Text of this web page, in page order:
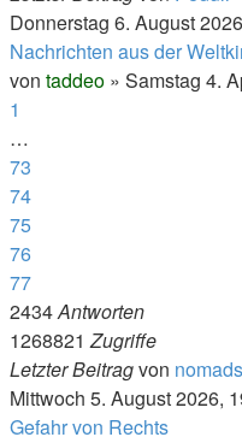
Donnerstag 6. August
Nachrichten aus der
von taddeo » Samstag 4.
1
…
73
74
75
76
77
2434Antworten
1268821Zugriffe
Letzter Beitragvon nomads
Mittwoch 5. August 2026,
Gefahr von Rechts